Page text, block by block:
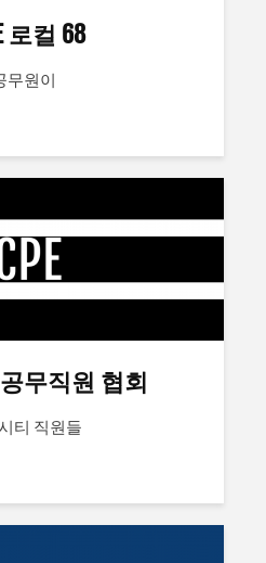
로컬 68
무원이
무직원 협회
티 직원들